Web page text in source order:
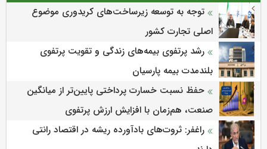
توجه به توسعه زیرساخت‌های کریدوری موضوع
اصلی تجارت کشور
رشد پرتفوی بیمه‌های زندگی و تقویت پرتفوی
بلندمدت بیمه پارسیان
حفظ نسبت خسارت پرداختی پایین‌تر از میانگین
صنعت، هم‌زمان با افزایش ارزش پرتفوی
راغفر: ثروت‌های بادآورده ریشه در اقتصاد رانتی